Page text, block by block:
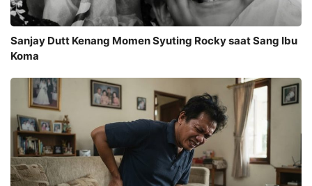
Sanjay Dutt Kenang Momen Syuting Rocky saat Sang Ibu
Koma